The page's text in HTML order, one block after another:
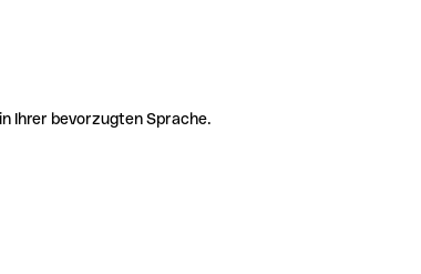
Ihrer bevorzugten Sprache.